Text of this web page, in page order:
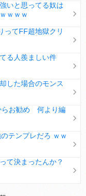
いと思ってる奴は
ｗｗｗ
ってFF超地獄クリ
る人羨ましい件
した場合のモンス
らお勧め 何より編
テンプレだろ ｗｗ
て決まったんか？